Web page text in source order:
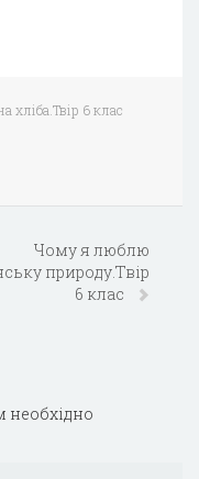
хліба.Твір 6 клас
Чому я люблю
природу.Твір
6 клас
необхідно